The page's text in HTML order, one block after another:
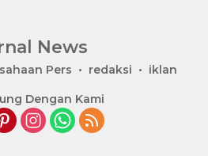
News
Pers redaksi iklan
Dengan Kami